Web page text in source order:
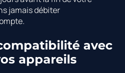
jamais débiter
avec
appareils